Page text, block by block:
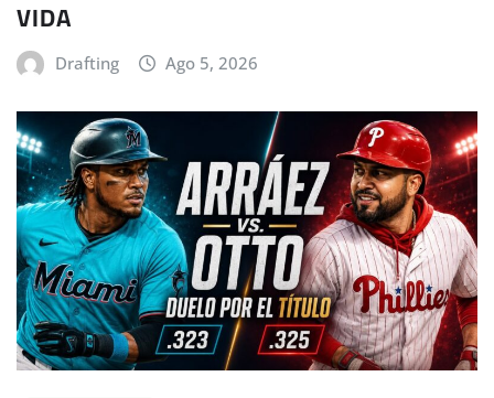
VIDA
Drafting Ago 5, 2026